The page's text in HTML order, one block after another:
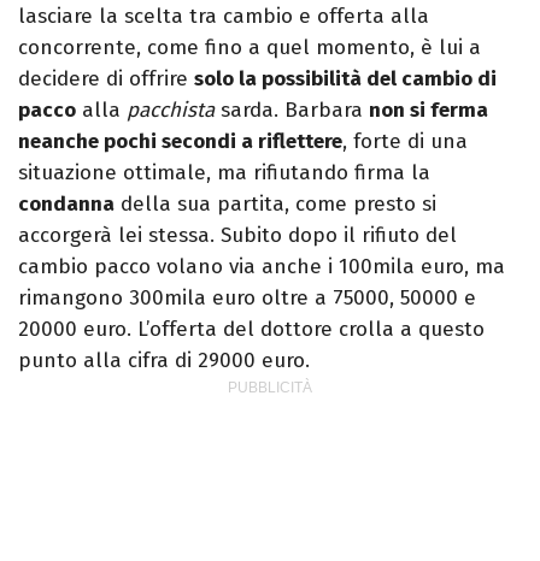
lasciare la scelta tra cambio e offerta alla
concorrente, come fino a quel momento, è lui a
decidere di offrire solo la possibilità del cambio di
pacco alla pacchistasarda. Barbara non si ferma
neanche pochi secondi a riflettere, forte di una
situazione ottimale, ma rifiutando firma la
condanna della sua partita, come presto si
accorgerà lei stessa. Subito dopo il rifiuto del
cambio pacco volano via anche i 100mila euro, ma
rimangono 300mila euro oltre a 75000, 50000 e
20000 euro. L’offerta del dottore crolla a questo
punto alla cifra di 29000 euro.